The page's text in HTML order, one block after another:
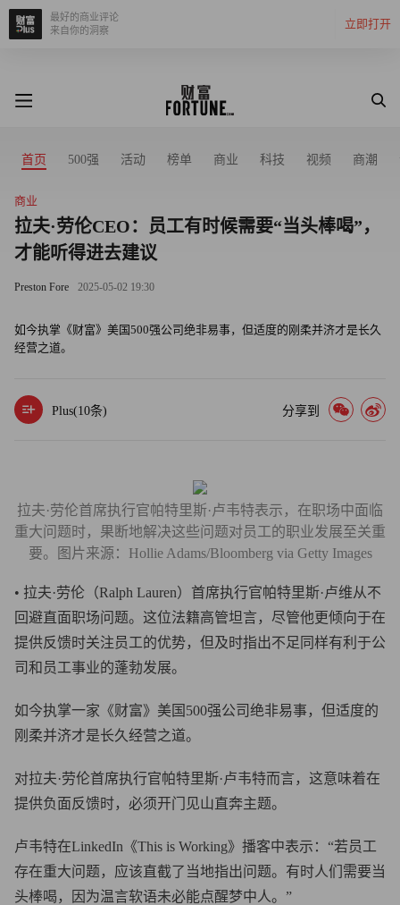
立即打开
最好的商业评论
来自你的洞察
首页 500强 活动 榜单 商业 科技 视频 商潮
商业
拉夫·劳伦CEO：员工有时候需要“当头棒喝”，
才能听得进去建议
Preston Fore 2025-05-02 19:30
如今执掌《财富》美国500强公司绝非易事，但适度的刚柔并济才是长久
经营之道。
Plus(10条) 分享到
拉夫·劳伦首席执行官帕特里斯·卢韦特表示，在职场中面临
重大问题时，果断地解决这些问题对员工的职业发展至关重
要。图片来源：Hollie Adams/Bloomberg via Getty Images
• 拉夫·劳伦（Ralph Lauren）首席执行官帕特里斯·卢维从不
回避直面职场问题。这位法籍高管坦言，尽管他更倾向于在
提供反馈时关注员工的优势，但及时指出不足同样有利于公
司和员工事业的蓬勃发展。
如今执掌一家《财富》美国500强公司绝非易事，但适度的
刚柔并济才是长久经营之道。
对拉夫·劳伦首席执行官帕特里斯·卢韦特而言，这意味着在
提供负面反馈时，必须开门见山直奔主题。
卢韦特在LinkedIn《This is Working》播客中表示：“若员工
存在重大问题，应该直截了当地指出问题。有时人们需要当
头棒喝，因为温言软语未必能点醒梦中人。”